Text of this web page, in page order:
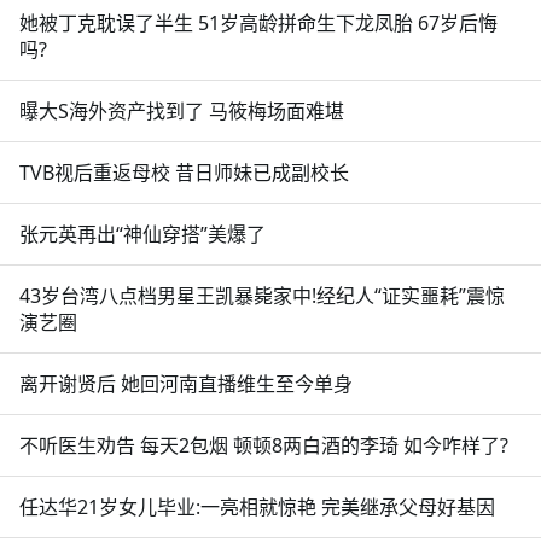
她被丁克耽误了半生 51岁高龄拼命生下龙凤胎 67岁后悔
吗?
曝大S海外资产找到了 马筱梅场面难堪
TVB视后重返母校 昔日师妹已成副校长
张元英再出“神仙穿搭”美爆了
43岁台湾八点档男星王凯暴毙家中!经纪人“证实噩耗”震惊
演艺圈
离开谢贤后 她回河南直播维生至今单身
不听医生劝告 每天2包烟 顿顿8两白酒的李琦 如今咋样了?
任达华21岁女儿毕业:一亮相就惊艳 完美继承父母好基因